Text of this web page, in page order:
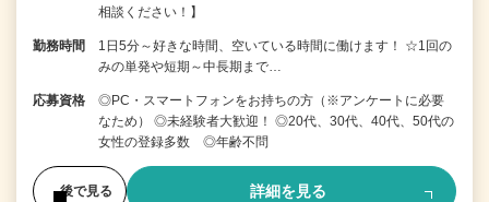
相談ください！】
勤務時間
1日5分～好きな時間、空いている時間に働けます！ ☆1回の
みの単発や短期～中長期まで…
応募資格
◎PC・スマートフォンをお持ちの方（※アンケートに必要
なため） ◎未経験者大歓迎！ ◎20代、30代、40代、50代の
女性の登録多数 ◎年齢不問
後で見る 詳細を見る